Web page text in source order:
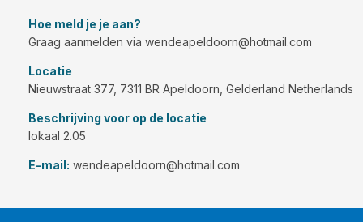
Hoe meld je je aan?
Graag aanmelden via wendeapeldoorn@hotmail.com
Locatie
Nieuwstraat 377, 7311 BR Apeldoorn, Gelderland Netherlands
Beschrijving voor op de locatie
lokaal 2.05
E-mail: wendeapeldoorn@hotmail.com